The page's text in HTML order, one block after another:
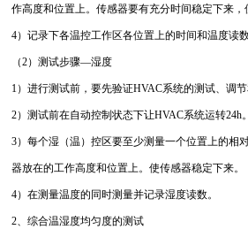
作高度和位置上。传感器要有充分时间稳定下来，
4）记录下各温控工作区各位置上的时间和温度读数
（2）测试步骤—湿度
1）进行测试前，要先验证HVAC系统的测试、调节
2）测试前在自动控制状态下让HVAC系统运转24h。
3）每个湿（温）控区要至少测量一个位置上的相
器放在的工作高度和位置上。使传感器稳定下来。
4）在测量温度的同时测量并记录湿度读数。
2、综合温湿度均匀度的测试